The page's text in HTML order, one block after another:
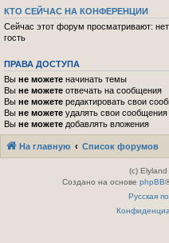
КТО СЕЙЧАС НА КОНФЕРЕНЦИИ
Сейчас этот форум просматривают:
гость
ПРАВА ДОСТУПА
Вы не можете начинать темы
Вы не можете отвечать на сообщения
Вы не можете редактировать свои
Вы не можете удалять свои сообщения
Вы не можете добавлять вложения
На главную Список форумов
(c)
Создано на основе phpBB
Русская